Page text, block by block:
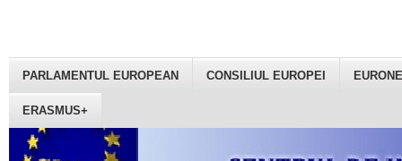
PARLAMENTUL EUROPEAN CONSILIUL EUROPEI
ERASMUS+